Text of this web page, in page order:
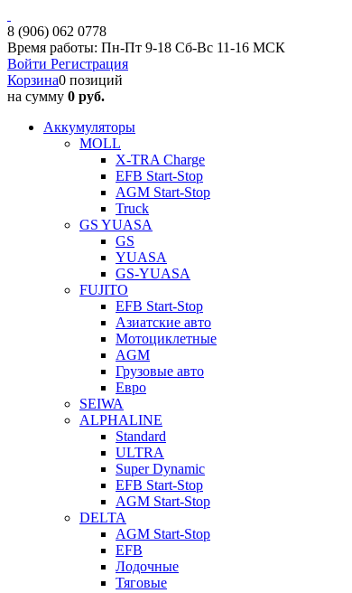
8 (906) 062 0778
Время работы: Пн-Пт 9-18 Сб-Вс 11-16 МСК
Войти Регистрация
Корзина0 позиций
на сумму 0 руб.
Аккумуляторы
MOLL
X-TRA Charge
EFB Start-Stop
AGM Start-Stop
Truck
GS YUASA
GS
YUASA
GS-YUASA
FUJITO
EFB Start-Stop
Азиатские авто
Мотоциклетные
AGM
Грузовые авто
Евро
SEIWA
ALPHALINE
Standard
ULTRA
Super Dynamic
EFB Start-Stop
AGM Start-Stop
DELTA
AGM Start-Stop
EFB
Лодочные
Тяговые